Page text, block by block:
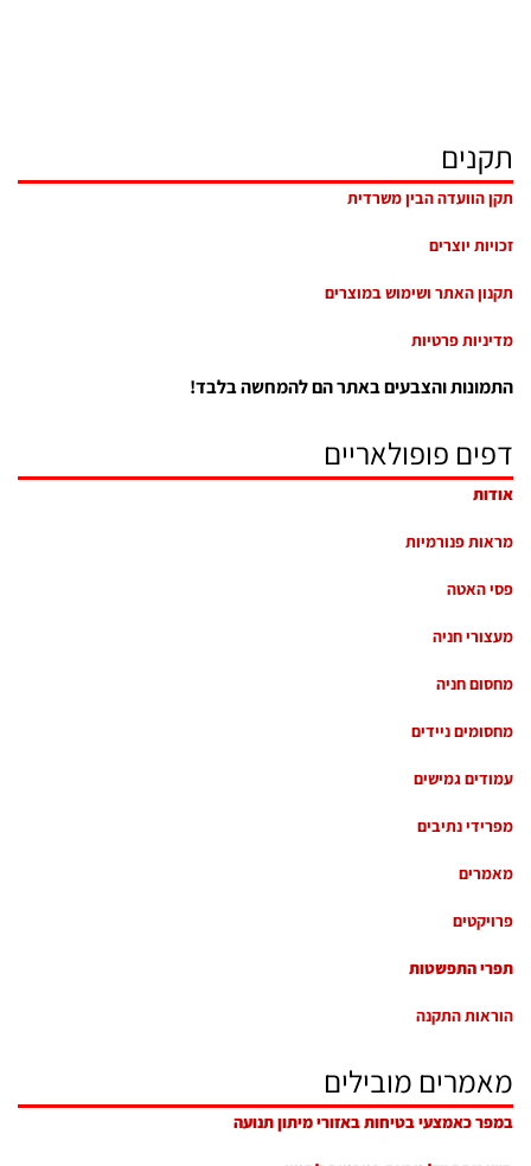
תקנים
תקן הוועדה הבין משרדית
זכויות יוצרים
תקנון האתר ושימוש במוצרים
מדיניות פרטיות
התמונות והצבעים באתר הם להמחשה בלבד!
דפים פופולאריים
אודות
מראות פנורמיות
פסי האטה
מעצורי חניה
מחסום חניה
מחסומים ניידים
עמודים גמישים
מפרידי נתיבים
מאמרים
פרויקטים
תפרי התפשטות
הוראות התקנה
מאמרים מובילים
במפר כאמצעי בטיחות באזורי מיתון תנועה